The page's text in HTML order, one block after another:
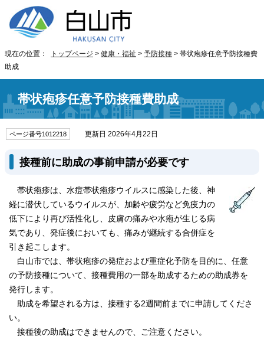
現在の位置： トップページ > 健康・福祉 > 予防接種 > 帯状疱疹任意予防接種費
助成
帯状疱疹任意予防接種費助成
ページ番号1012218 更新日 2026年4月22日
接種前に助成の事前申請が必要です
帯状疱疹は、水痘帯状疱疹ウイルスに感染した後、神
経に潜伏しているウイルスが、加齢や疲労など免疫力の
低下により再び活性化し、皮膚の痛みや水疱が生じる病
気であり、発症後においても、痛みが継続する合併症を
引き起こします。
白山市では、帯状疱疹の発症および重症化予防を目的に、任意
の予防接種について、接種費用の一部を助成するための助成券を
発行します。
助成を希望される方は、接種する2週間前までに申請してくださ
い。
接種後の助成はできませんので、ご注意ください。